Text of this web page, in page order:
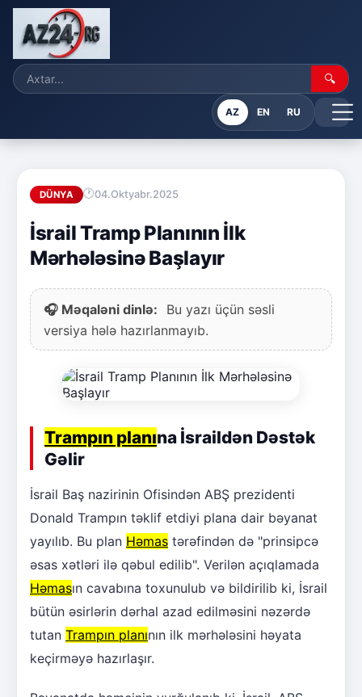
🔍
AZ EN RU
DÜNYA 04.Oktyabr.2025
İsrail Tramp Planının İlk
Mərhələsinə Başlayır
🎧 Məqaləni dinlə:
Bu yazı üçün səsli
versiya hələ hazırlanmayıb.
Trampın planına İsraildən Dəstək
Gəlir
İsrail Baş nazirinin Ofisindən ABŞ prezidenti
Donald Trampın təklif etdiyi plana dair bəyanat
yayılıb. Bu plan Həmas tərəfindən də "prinsipcə
əsas xətləri ilə qəbul edilib". Verilən açıqlamada
Həmasın cavabına toxunulub və bildirilib ki, İsrail
bütün əsirlərin dərhal azad edilməsini nəzərdə
tutan Trampın planının ilk mərhələsini həyata
keçirməyə hazırlaşır.